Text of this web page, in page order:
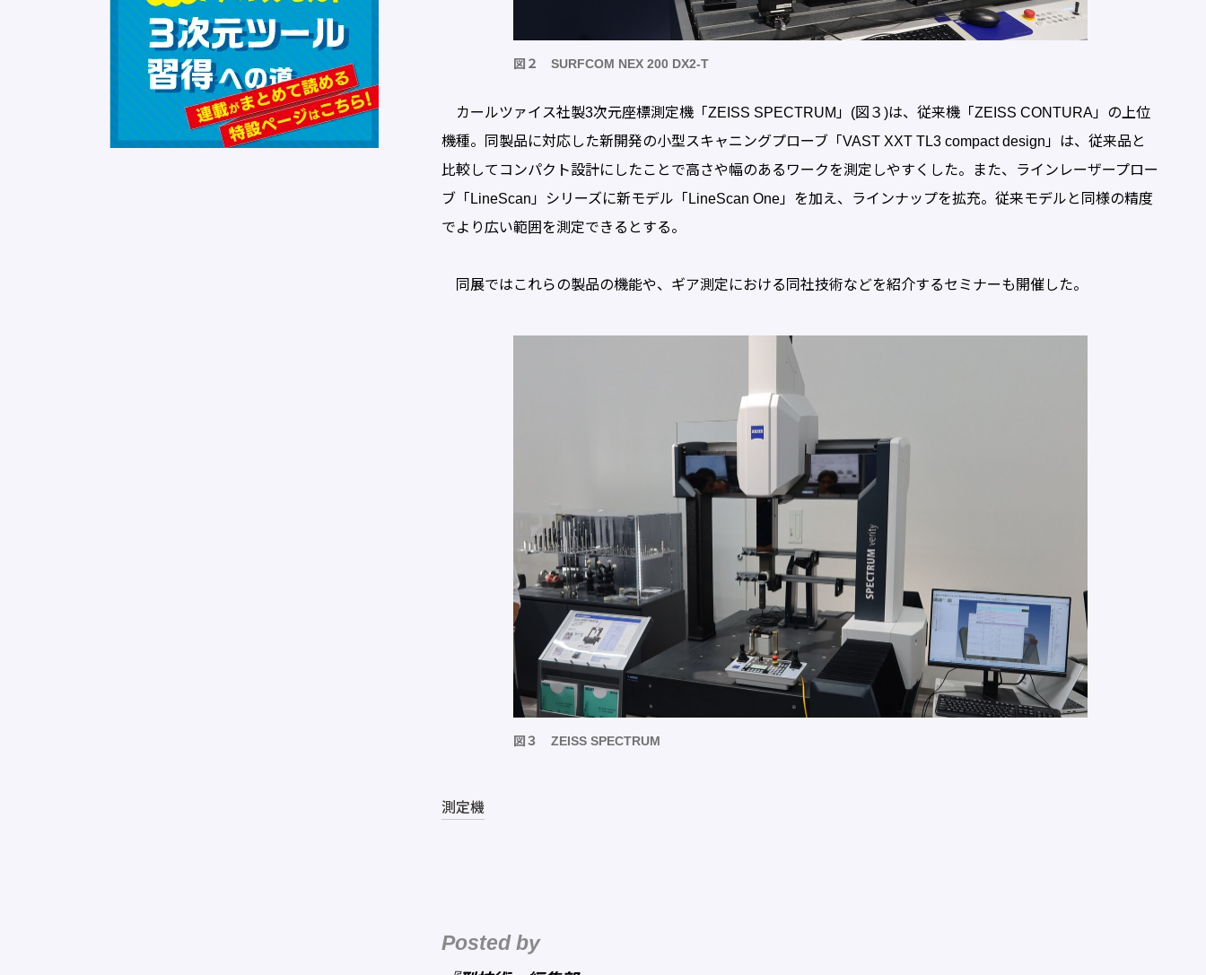
図２ SURFCOM NEX 200 DX2-T
カールツァイス社製3次元座標測定機「ZEISS SPECTRUM」(図３)は、従来機「ZEISS CONTURA」の上位
機種。同製品に対応した新開発の小型スキャニングプローブ「VAST XXT TL3 compact design」は、従来品と
比較してコンパクト設計にしたことで高さや幅のあるワークを測定しやすくした。また、ラインレーザープロー
ブ「LineScan」シリーズに新モデル「LineScan One」を加え、ラインナップを拡充。従来モデルと同様の精度
でより広い範囲を測定できるとする。
同展ではこれらの製品の機能や、ギア測定における同社技術などを紹介するセミナーも開催した。
図３ ZEISS SPECTRUM
測定機
Posted by